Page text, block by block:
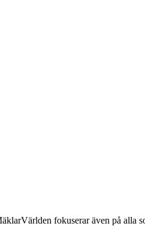
fokuserar även på alla